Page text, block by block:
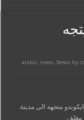
arabic, news, News by
متجهه الى مدينة
مغلق.